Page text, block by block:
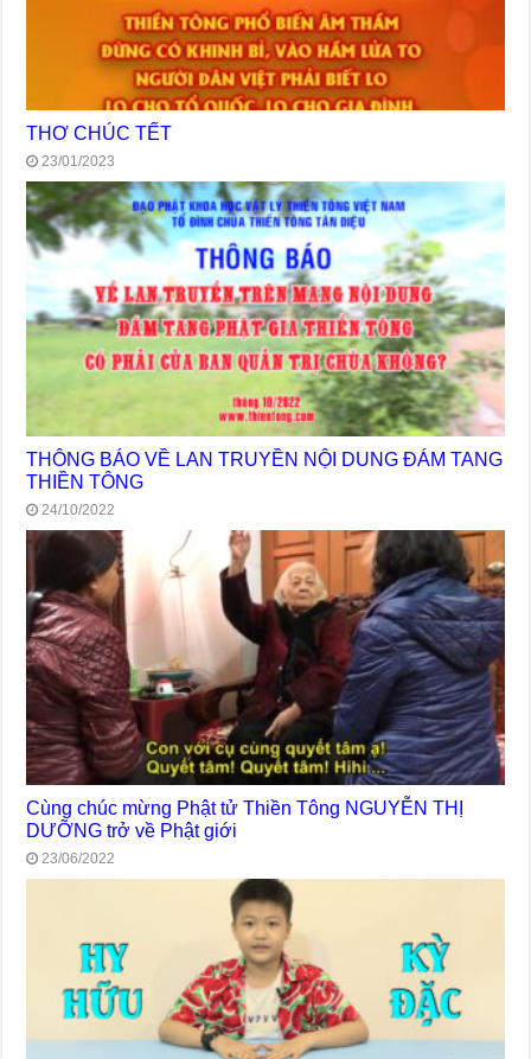
THƠ CHÚC TẾT
23/01/2023
THÔNG BÁO VỀ LAN TRUYỀN NỘI DUNG ĐÁM TANG
THIỀN TÔNG
24/10/2022
Cùng chúc mừng Phật tử Thiền Tông NGUYỄN THỊ
DƯỠNG trở về Phật giới
23/06/2022